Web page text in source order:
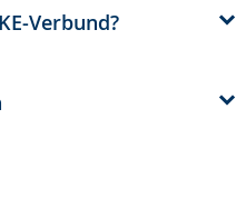
Verbund?